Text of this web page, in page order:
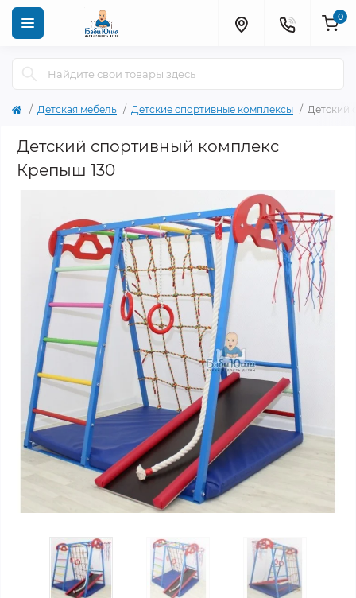
0
Детская мебель Детские спортивные комплексы Детский
Детский спортивный комплекс
Крепыш 130